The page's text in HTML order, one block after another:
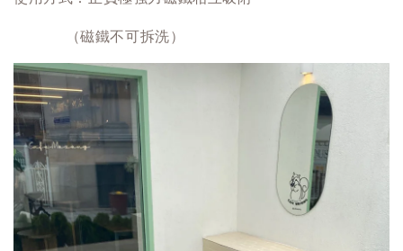
（磁鐵不可拆洗）